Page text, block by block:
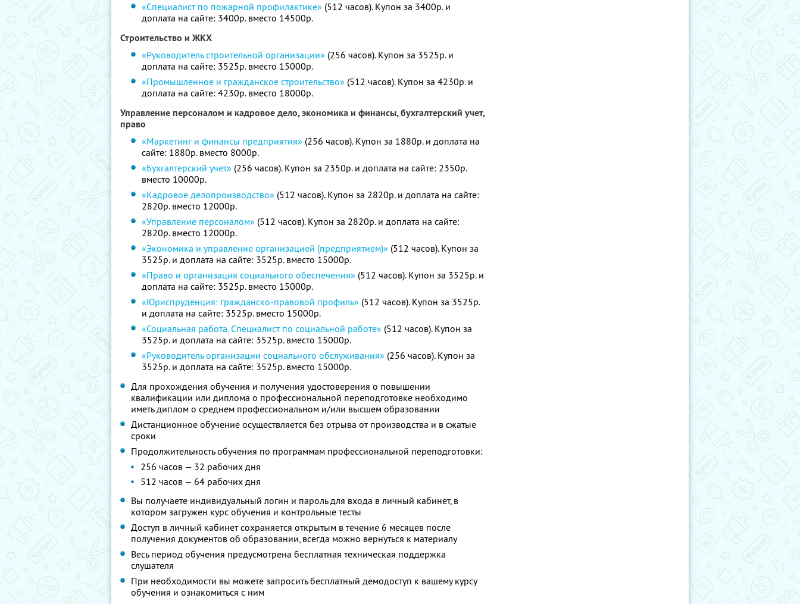
«Специалист по пожарной профилактике» (512 часов). Купон за 3400р. и
доплата на сайте: 3400р. вместо 14500р.
Строительство и ЖКХ
«Руководитель строительной организации» (256 часов). Купон за 3525р. и
доплата на сайте: 3525р. вместо 15000р.
«Промышленное и гражданское строительство» (512 часов). Купон за 4230р. и
доплата на сайте: 4230р. вместо 18000р.
Управление персоналом и кадровое дело, экономика и финансы, бухгалтерский учет,
право
«Маркетинг и финансы предприятия» (256 часов). Купон за 1880р. и доплата на
сайте: 1880р. вместо 8000р.
«Бухгалтерский учет» (256 часов). Купон за 2350р. и доплата на сайте: 2350р.
вместо 10000р.
«Кадровое делопроизводство» (512 часов). Купон за 2820р. и доплата на сайте:
2820р. вместо 12000р.
«Управление персоналом» (512 часов). Купон за 2820р. и доплата на сайте:
2820р. вместо 12000р.
«Экономика и управление организацией (предприятием)» (512 часов). Купон за
3525р. и доплата на сайте: 3525р. вместо 15000р.
«Право и организация социального обеспечения» (512 часов). Купон за 3525р. и
доплата на сайте: 3525р. вместо 15000р.
«Юриспруденция: гражданско-правовой профиль» (512 часов). Купон за 3525р.
и доплата на сайте: 3525р. вместо 15000р.
«Социальная работа. Специалист по социальной работе» (512 часов). Купон за
3525р. и доплата на сайте: 3525р. вместо 15000р.
«Руководитель организации социального обслуживания» (256 часов). Купон за
3525р. и доплата на сайте: 3525р. вместо 15000р.
Для прохождения обучения и получения удостоверения о повышении
квалификации или диплома о профессиональной переподготовке необходимо
иметь диплом о среднем профессиональном и/или высшем образовании
Дистанционное обучение осуществляется без отрыва от производства и в сжатые
сроки
Продолжительность обучения по программам профессиональной переподготовки:
256 часов — 32 рабочих дня
512 часов — 64 рабочих дня
Вы получаете индивидуальный логин и пароль для входа в личный кабинет, в
котором загружен курс обучения и контрольные тесты
Доступ в личный кабинет сохраняется открытым в течение 6 месяцев после
получения документов об образовании, всегда можно вернуться к материалу
Весь период обучения предусмотрена бесплатная техническая поддержка
слушателя
При необходимости вы можете запросить бесплатный демодоступ к вашему курсу
обучения и ознакомиться с ним